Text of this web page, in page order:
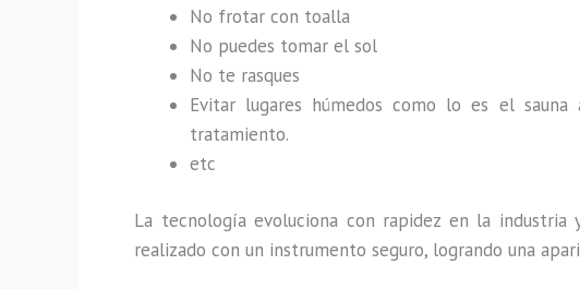
No frotar con toalla
No puedes tomar el sol
No te rasques
Evitar lugares húmedos como lo es el
tratamiento.
etc
La tecnología evoluciona con rapidez en la industria
realizado con un instrumento seguro, logrando una